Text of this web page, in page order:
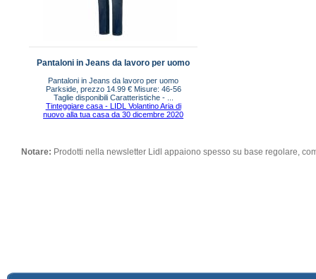
Pantaloni in Jeans da lavoro per uomo
Pantaloni in Jeans da lavoro per uomo
Parkside, prezzo 14.99 € Misure: 46-56
Taglie disponibili Caratteristiche - ...
Tinteggiare casa - LIDL Volantino Aria di
nuovo alla tua casa da 30 dicembre 2020
Notare: Prodotti nella newsletter Lidl appaiono spesso su base regolare,